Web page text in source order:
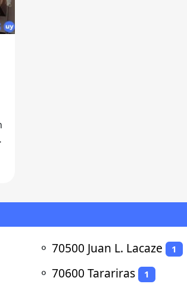
⚬ 70500 Juan L. Lacaze 1
⚬ 70600 Tarariras 1